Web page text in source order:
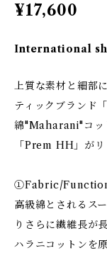
¥17,600
International
上質な素材と細部
ティックブランド
綿"Maharani"コッ
「Prem HH」がリ
①Fabric/
高級綿とされるス
りさらに繊維長が
ハラニコットンを